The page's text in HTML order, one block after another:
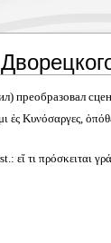
преобразовал
ἐς Κυνόσαργες,
εἴ τι πρόσκειται